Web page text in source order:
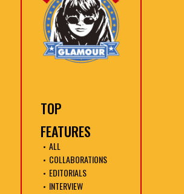
TOP
FEATURES
ALL
COLLABORATIONS
EDITORIALS
INTERVIEW